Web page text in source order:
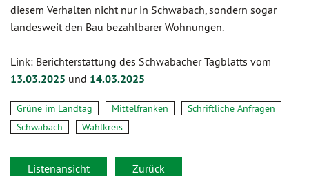
diesem Verhalten nicht nur in Schwabach, sondern sogar
landesweit den Bau bezahlbarer Wohnungen.
Link: Berichterstattung des Schwabacher Tagblatts vom
13.03.2025 und 14.03.2025
Grüne im Landtag Mittelfranken
Schriftliche Anfragen
Schwabach
Wahlkreis
Listenansicht Zurück